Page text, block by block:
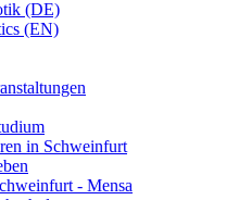
(DE)
(EN)
in Schweinfurt
- Mensa